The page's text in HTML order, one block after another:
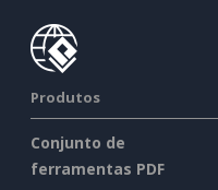
Produtos
Conjunto de
ferramentas PDF